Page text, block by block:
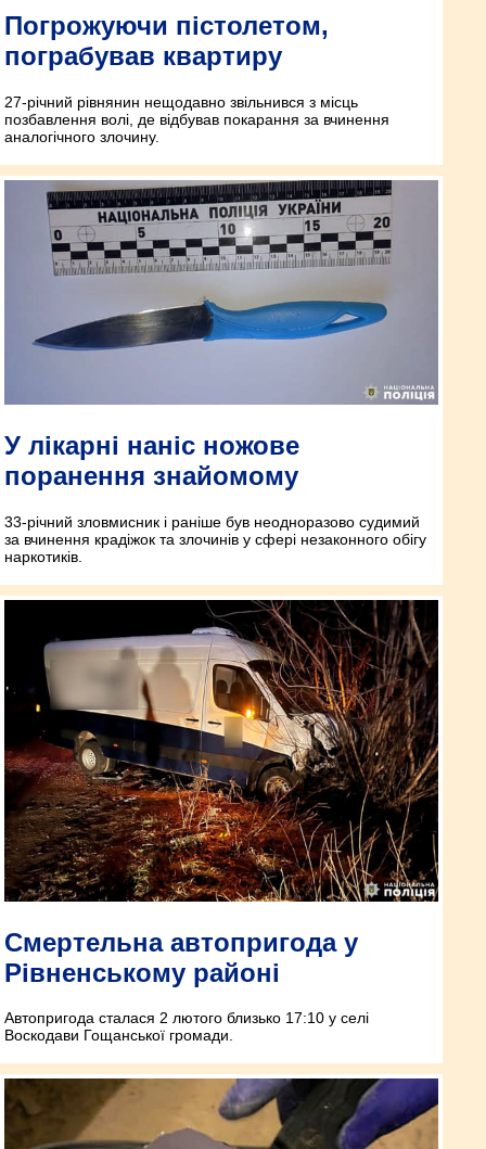
Погрожуючи пістолетом,
пограбував квартиру
27-річний рівнянин нещодавно звільнився з місць
позбавлення волі, де відбував покарання за вчинення
аналогічного злочину.
У лікарні наніс ножове
поранення знайомому
33-річний зловмисник і раніше був неодноразово судимий
за вчинення крадіжок та злочинів у сфері незаконного обігу
наркотиків.
Смертельна автопригода у
Рівненському районі
Автопригода сталася 2 лютого близько 17:10 у селі
Воскодави Гощанської громади.